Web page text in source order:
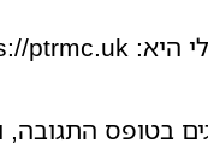
היא:ptrmc.uk
בטופס התגובה,